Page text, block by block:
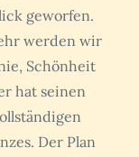
geworfen.
werden wir
Schönheit
hat seinen
Der Plan